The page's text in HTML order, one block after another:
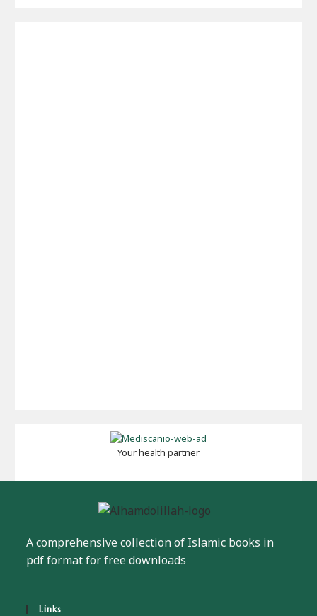
Your health partner
A comprehensive collection of Islamic books in
pdf format for free downloads
Links